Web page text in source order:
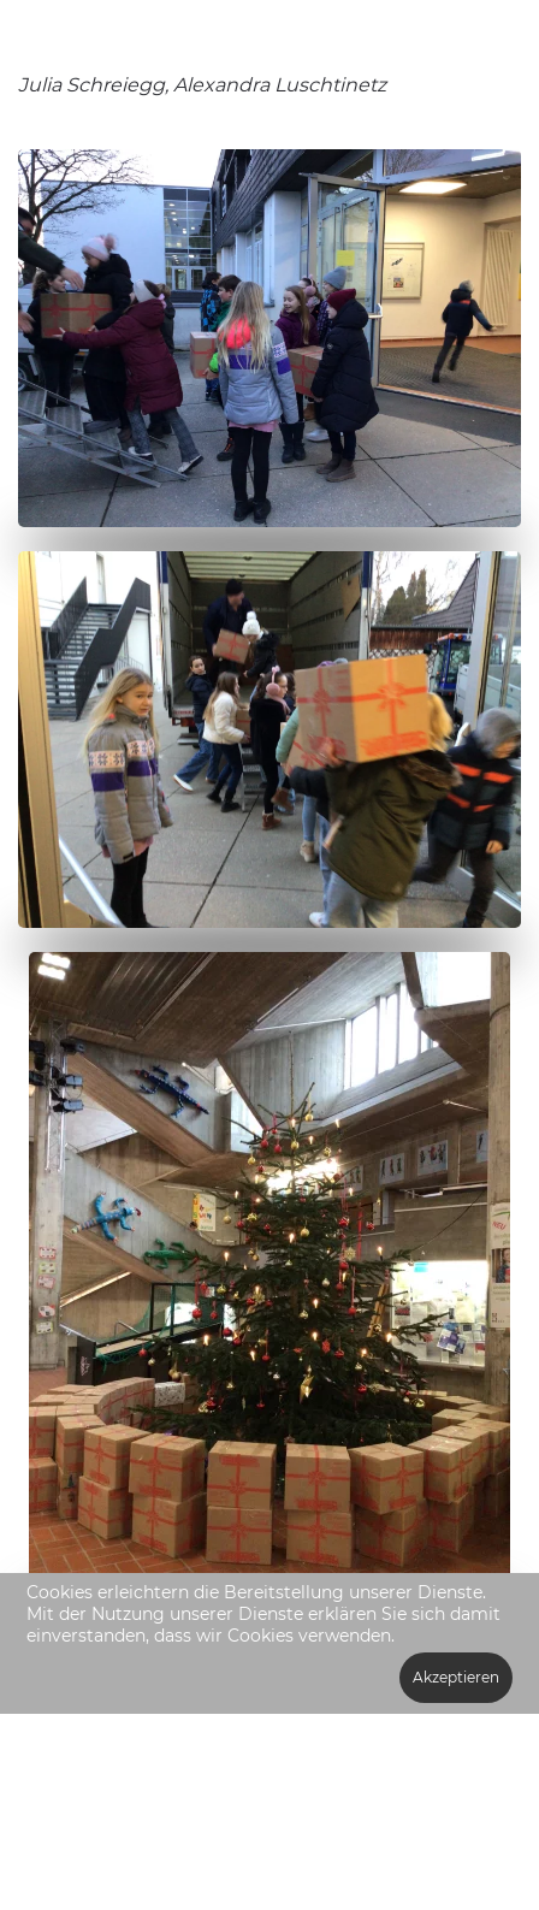
Julia Schreiegg, Alexandra Luschtinetz
Cookies erleichtern die Bereitstellung unserer Dienste.
Mit der Nutzung unserer Dienste erklären Sie sich damit
einverstanden, dass wir Cookies verwenden.
Akzeptieren